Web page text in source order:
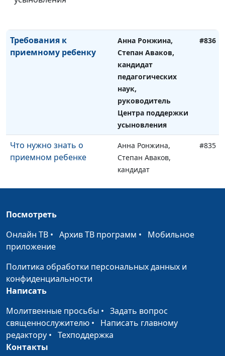
Требования к
приемному ребенку
Анна Ронжина,
Степан Аваков,
кандидат
педагогических
наук,
руководитель
Центра поддержки
усыновления
#836
Что нужно знать о
приемном ребенке
Анна Ронжина,
Степан Аваков,
кандидат
#835
Что нужно знать о
здоровье приемного
ребенка
Анна Ронжина,
педагогических
усыновления
5 правил выстраивания
отношений с приемным
Посмотреть
Онлайн ТВ • Архив ТВ программ • Мобильное
приложение
Политика обработки персональных данных и
конфиденциальности
Написать
Молитвенные просьбы • Задать вопрос
священнослужителю • Написать главному
редактору • Техподдержка
Контакты